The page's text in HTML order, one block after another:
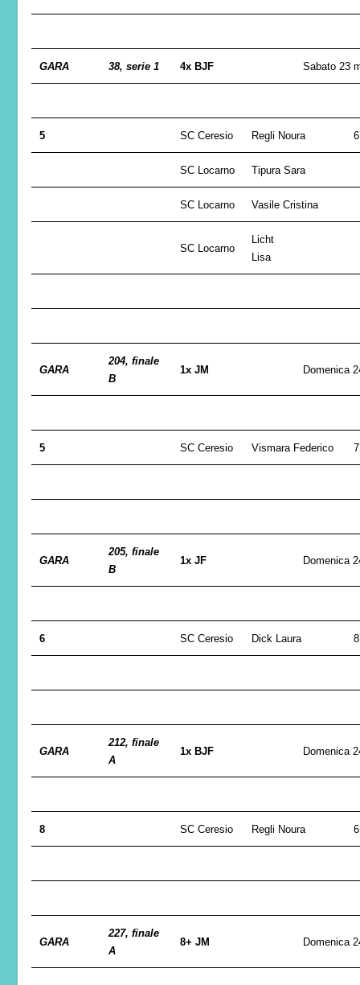
GARA 38, serie 1 4x BJF Sabato 23
5 SC Ceresio Regli Noura
SC Locarno Tipura Sara
SC Locarno Vasile Cristina
SC Locarno
Licht
Lisa
GARA
204, finale
B
1x JM Domenica
5 SC Ceresio Vismara Federico
GARA
205, finale
B
1x JF Domenica
6 SC Ceresio Dick Laura
GARA
212, finale
A
1x BJF Domenica
8 SC Ceresio Regli Noura
GARA
227, finale
A
8+ JM Domenica